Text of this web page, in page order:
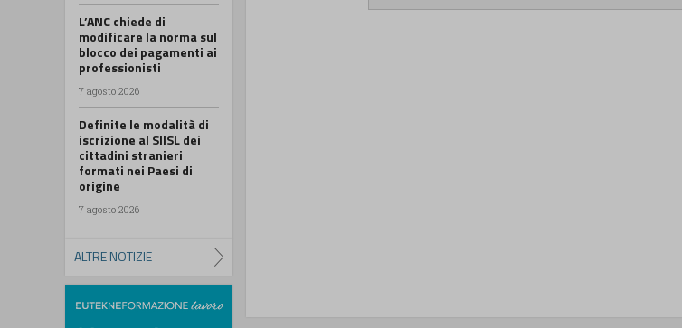
L’ANC chiede di
modificare la norma sul
blocco dei pagamenti ai
professionisti
7 agosto 2026
Definite le modalità di
iscrizione al SIISL dei
cittadini stranieri
formati nei Paesi di
origine
7 agosto 2026
ALTRE NOTIZIE